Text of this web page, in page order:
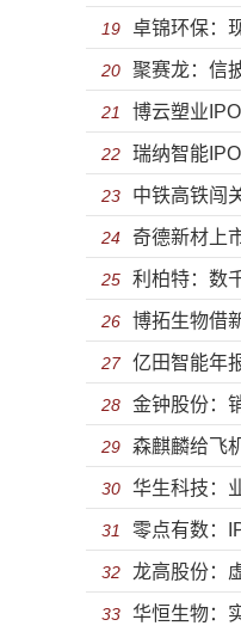
于分红
营异常 关联交
收为上市
19 卓锦环保：
设立分公司避
力差强人意
20 聚赛龙：信
量造假明显 库
低于同行
21 博云塑业
开的3个上市雷
22 瑞纳智能
倍 采购数据信
23 中铁高铁闯
种版本 购销金
度吗？
24 奇德新材上
企业管理失控厂
25 利柏特：数
斑斑 内控缺失
26 博拓生物借
扩大生产业绩可
27 亿田智能年
幅提升获券商评
28 金钟股份：
假 盈利能力下
29 森麒麟给飞
山东十大科技成
30 华生科技：
忧、主营产品
实现
31 零点有数：
总监 实控人关
32 龙高股份：
受贿低价销售
33 华恒生物：